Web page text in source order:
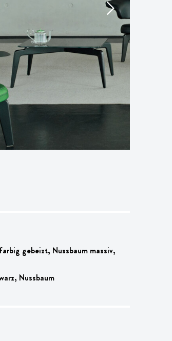
gebeizt, Nussbaum massiv,
Nussbaum